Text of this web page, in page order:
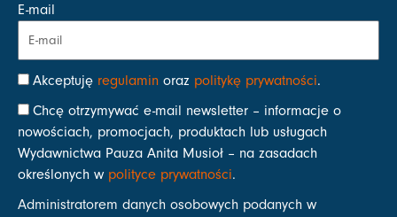
E-mail
Akceptuję regulamin oraz politykę prywatności.
Chcę otrzymywać e-mail newsletter – informacje o
nowościach, promocjach, produktach lub usługach
Wydawnictwa Pauza Anita Musioł – na zasadach
określonych w polityce prywatności.
Administratorem danych osobowych podanych w